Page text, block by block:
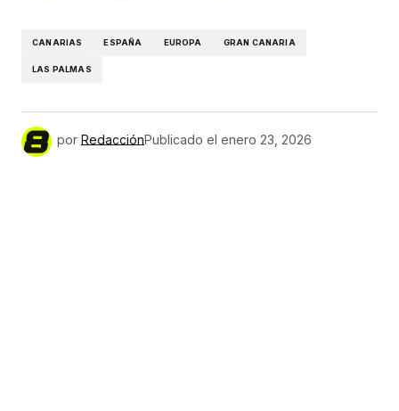
CANARIAS ESPAÑA EUROPA GRAN CANARIA
LAS PALMAS
por RedacciónPublicado el enero 23, 2026